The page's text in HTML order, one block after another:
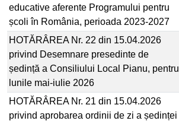
educative aferente Programului pentru
școli în România, perioada 2023-2027
HOTĂRÂREA Nr. 22 din 15.04.2026
privind Desemnare presedinte de
ședință a Consiliului Local Pianu, pentru
lunile mai-iulie 2026
HOTĂRÂREA Nr. 21 din 15.04.2026
privind aprobarea ordinii de zi a ședinței